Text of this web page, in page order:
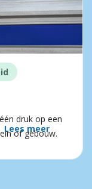
druk op een
of gebouw.
Lees meer